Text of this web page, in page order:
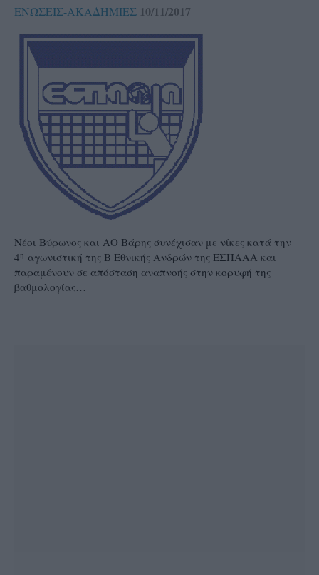
ΕΝΩΣΕΙΣ-ΑΚΑΔΗΜΙΕΣ 10/11/2017
Νέοι Βύρωνος και ΑΟ Βάρης συνέχισαν με νίκες κατά την
4η αγωνιστική της Β Εθνικής Ανδρών της ΕΣΠΑΑΑ και
παραμένουν σε απόσταση αναπνοής στην κορυφή της
βαθμολογίας…